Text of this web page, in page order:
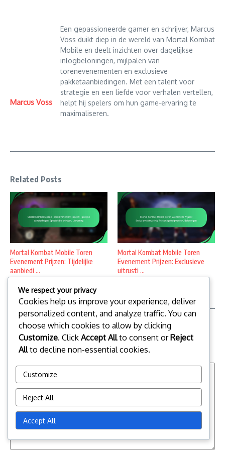
Marcus Voss
Een gepassioneerde gamer en schrijver, Marcus
Voss duikt diep in de wereld van Mortal Kombat
Mobile en deelt inzichten over dagelijkse
inlogbeloningen, mijlpalen van
torenevenementen en exclusieve
pakketaanbiedingen. Met een talent voor
strategie en een liefde voor verhalen vertellen,
helpt hij spelers om hun game-ervaring te
maximaliseren.
Related Posts
Mortal Kombat Mobile Toren
Evenement Prijzen: Tijdelijke
aanbiedi ...
Mortal Kombat Mobile Toren
Evenement Prijzen: Exclusieve
uitrusti ...
Leave a Reply
Your email address will not be published. Required fields are
marked*
We respect your privacy
Cookies help us improve your experience, deliver
personalized content, and analyze traffic. You can
choose which cookies to allow by clicking
Customize. Click Accept Allto consent orReject
Allto decline non-essential cookies.
Customize
Reject All
Accept All